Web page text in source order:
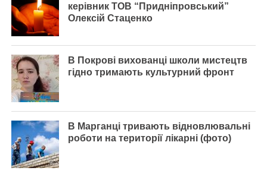
керівник ТОВ “Придніпровський”
Олексій Стаценко
В Покрові вихованці школи мистецтв
гідно тримають культурний фронт
В Марганці тривають відновлювальні
роботи на території лікарні (фото)